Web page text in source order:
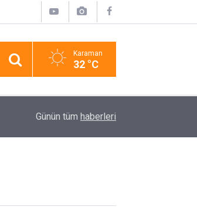
Karaman
32 °C
Kasten Öldürmeye Teşebbüs Şüphelisi
Günün tüm haberleri